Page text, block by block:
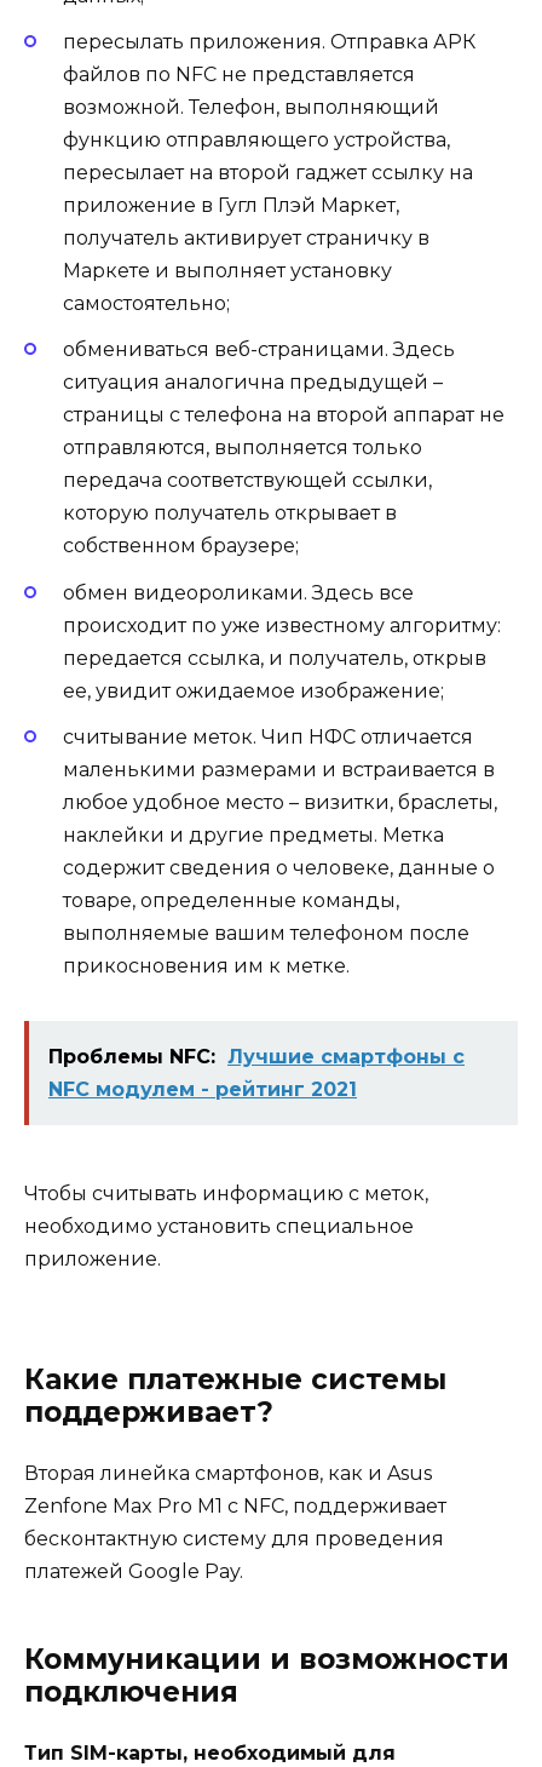
пересылать приложения. Отправка АРК
файлов по NFC не представляется
возможной. Телефон, выполняющий
функцию отправляющего устройства,
пересылает на второй гаджет ссылку на
приложение в Гугл Плэй Маркет,
получатель активирует страничку в
Маркете и выполняет установку
самостоятельно;
обмениваться веб-страницами. Здесь
ситуация аналогична предыдущей –
страницы с телефона на второй аппарат не
отправляются, выполняется только
передача соответствующей ссылки,
которую получатель открывает в
собственном браузере;
обмен видеороликами. Здесь все
происходит по уже известному алгоритму:
передается ссылка, и получатель, открыв
ее, увидит ожидаемое изображение;
считывание меток. Чип НФС отличается
маленькими размерами и встраивается в
любое удобное место – визитки, браслеты,
наклейки и другие предметы. Метка
содержит сведения о человеке, данные о
товаре, определенные команды,
выполняемые вашим телефоном после
прикосновения им к метке.
Проблемы NFC: Лучшие смартфоны с
NFC модулем - рейтинг 2021
Чтобы считывать информацию с меток,
необходимо установить специальное
приложение.
Какие платежные системы
поддерживает?
Вторая линейка смартфонов, как и Asus
Zenfone Max Pro M1 с NFC, поддерживает
бесконтактную систему для проведения
платежей Google Pay.
Коммуникации и возможности
подключения
Тип SIM-карты, необходимый для